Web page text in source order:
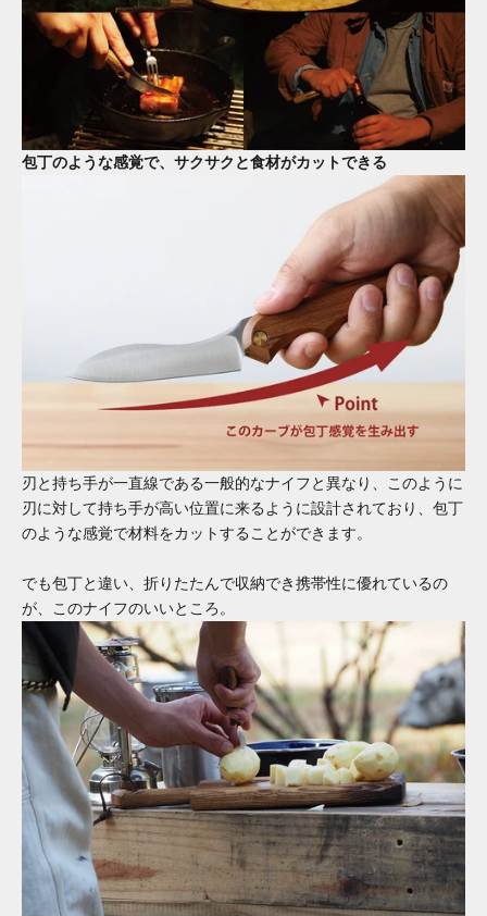
包丁のような感覚で、サクサクと食材がカットできる
刃と持ち手が一直線である一般的なナイフと異なり、このように
刃に対して持ち手が高い位置に来るように設計されており、包丁
のような感覚で材料をカットすることができます。
でも包丁と違い、折りたたんで収納でき携帯性に優れているの
が、このナイフのいいところ。